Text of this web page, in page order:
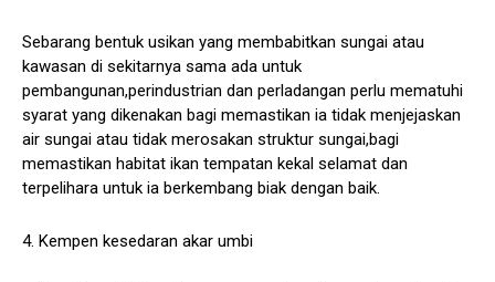
Sebarang bentuk usikan yang membabitkan sungai atau
kawasan di sekitarnya sama ada untuk
pembangunan,perindustrian dan perladangan perlu mematuhi
syarat yang dikenakan bagi memastikan ia tidak menjejaskan
air sungai atau tidak merosakan struktur sungai,bagi
memastikan habitat ikan tempatan kekal selamat dan
terpelihara untuk ia berkembang biak dengan baik.
4. Kempen kesedaran akar umbi